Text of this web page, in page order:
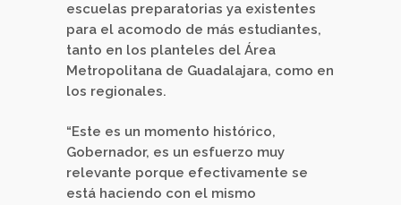
escuelas preparatorias ya existentes
para el acomodo de más estudiantes,
tanto en los planteles del Área
Metropolitana de Guadalajara, como en
los regionales.
“Este es un momento histórico,
Gobernador, es un esfuerzo muy
relevante porque efectivamente se
está haciendo con el mismo